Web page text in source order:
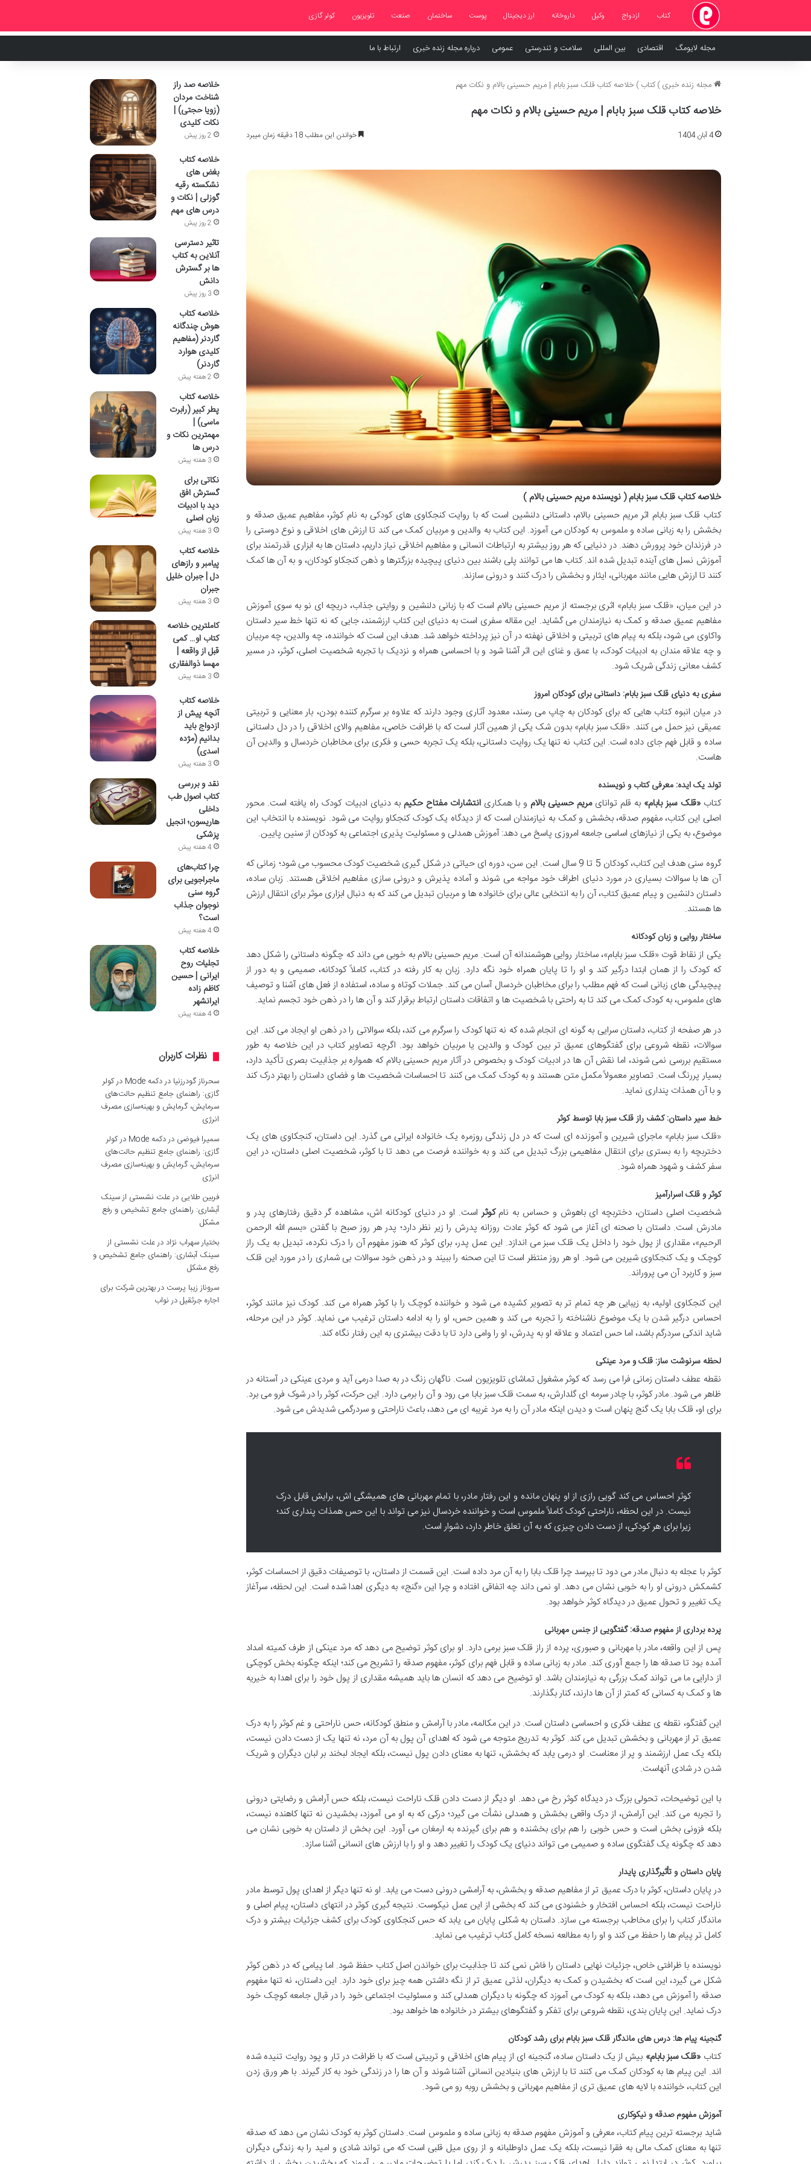
کتاب ازدواج وکیل داروخانه ارز دیجیتال پوست ساختمان صنعت تلویزیون کولر گازی
مجله لایومگ اقتصادی بین المللی سلامت و تندرستی عمومی درباره مجله زنده خبری ارتباط با ما
مجله زنده خبری ) کتاب ) خلاصه کتاب قلک سبز بابام | مریم حسینی بالام و نکات مهم
خلاصه کتاب قلک سبز بابام | مریم حسینی بالام و نکات مهم
4 آبان 1404 خواندن این مطلب 18 دقیقه زمان میبرد
خلاصه کتاب قلک سبز بابام ( نویسنده مریم حسینی بالام )
کتاب قلک سبز بابام اثر مریم حسینی بالام، داستانی دلنشین است که با روایت کنجکاوی های کودکی به نام کوثر، مفاهیم عمیق صدقه و
بخشش را به زبانی ساده و ملموس به کودکان می آموزد. این کتاب به والدین و مربیان کمک می کند تا ارزش های اخلاقی و نوع دوستی را
در فرزندان خود پرورش دهند. در دنیایی که هر روز بیشتر به ارتباطات انسانی و مفاهیم اخلاقی نیاز داریم، داستان ها به ابزاری قدرتمند برای
آموزش نسل های آینده تبدیل شده اند. کتاب ها می توانند پلی باشند بین دنیای پیچیده بزرگترها و ذهن کنجکاو کودکان، و به آن ها کمک
کنند تا ارزش هایی مانند مهربانی، ایثار و بخشش را درک کنند و درونی سازند.
در این میان، «قلک سبز بابام» اثری برجسته از مریم حسینی بالام است که با زبانی دلنشین و روایتی جذاب، دریچه ای نو به سوی آموزش
مفاهیم عمیق صدقه و کمک به نیازمندان می گشاید. این مقاله سفری است به دنیای این کتاب ارزشمند، جایی که نه تنها خط سیر داستان
واکاوی می شود، بلکه به پیام های تربیتی و اخلاقی نهفته در آن نیز پرداخته خواهد شد. هدف این است که خواننده، چه والدین، چه مربیان
و چه علاقه مندان به ادبیات کودک، با عمق و غنای این اثر آشنا شود و با احساسی همراه و نزدیک با تجربه شخصیت اصلی، کوثر، در مسیر
کشف معانی زندگی شریک شود.
سفری به دنیایقلک سبز بابام: داستانی برای کودکان امروز
در میان انبوه کتاب هایی که برای کودکان به چاپ می رسند، معدود آثاری وجود دارند که علاوه بر سرگرم کننده بودن، بار معنایی و تربیتی
عمیقی نیز حمل می کنند. «قلک سبز بابام» بدون شک یکی از همین آثار است که با ظرافت خاصی، مفاهیم والای اخلاقی را در دل داستانی
ساده و قابل فهم جای داده است. این کتاب نه تنها یک روایت داستانی، بلکه یک تجربه حسی و فکری برای مخاطبان خردسال و والدین آن
هاست.
تولد یک ایده: معرفی کتاب و نویسنده
کتاب«قلک سبز بابام» به قلم توانایمریم حسینی بالام و با همکاریانتشارات مفتاح حکیم به دنیای ادبیات کودک راه یافته است. محور
اصلی این کتاب، مفهوم صدقه، بخشش و کمک به نیازمندان است که از دیدگاه یک کودک کنجکاو روایت می شود. نویسنده با انتخاب این
موضوع، به یکی از نیازهای اساسی جامعه امروزی پاسخ می دهد: آموزش همدلی و مسئولیت پذیری اجتماعی به کودکان از سنین پایین.
گروه سنی هدف این کتاب، کودکان 5 تا 9 سال است. این سن، دوره ای حیاتی در شکل گیری شخصیت کودک محسوب می شود؛ زمانی که
آن ها با سوالات بسیاری در مورد دنیای اطراف خود مواجه می شوند و آماده پذیرش و درونی سازی مفاهیم اخلاقی هستند. زبان ساده،
داستان دلنشین و پیام عمیق کتاب، آن را به انتخابی عالی برای خانواده ها و مربیان تبدیل می کند که به دنبال ابزاری موثر برای انتقال ارزش
ها هستند.
ساختار روایی و زبان کودکانه
یکی از نقاط قوت «قلک سبز بابام»، ساختار روایی هوشمندانه آن است. مریم حسینی بالام به خوبی می داند که چگونه داستانی را شکل دهد
که کودک را از همان ابتدا درگیر کند و او را تا پایان همراه خود نگه دارد. زبان به کار رفته در کتاب، کاملاً کودکانه، صمیمی و به دور از
پیچیدگی های زبانی است که فهم مطلب را برای مخاطبان خردسال آسان می کند. جملات کوتاه و ساده، استفاده از فعل های آشنا و توصیف
های ملموس، به کودک کمک می کند تا به راحتی با شخصیت ها و اتفاقات داستان ارتباط برقرار کند و آن ها را در ذهن خود تجسم نماید.
در هر صفحه از کتاب، داستان سرایی به گونه ای انجام شده که نه تنها کودک را سرگرم می کند، بلکه سوالاتی را در ذهن او ایجاد می کند. این
سوالات، نقطه شروعی برای گفتگوهای عمیق تر بین کودک و والدین یا مربیان خواهد بود. اگرچه تصاویر کتاب در این خلاصه به طور
مستقیم بررسی نمی شوند، اما نقش آن ها در ادبیات کودک و بخصوص در آثار مریم حسینی بالام که همواره بر جذابیت بصری تأکید دارد،
بسیار پررنگ است. تصاویر معمولاً مکمل متن هستند و به کودک کمک می کنند تا احساسات شخصیت ها و فضای داستان را بهتر درک کند
و با آن همذات پنداری نماید.
خط سیر داستان: کشف راز قلک سبز بابا توسط کوثر
«قلک سبز بابام» ماجرای شیرین و آموزنده ای است که در دل زندگی روزمره یک خانواده ایرانی می گذرد. این داستان، کنجکاوی های یک
دختربچه را به بستری برای انتقال مفاهیمی بزرگ تبدیل می کند و به خواننده فرصت می دهد تا با کوثر، شخصیت اصلی داستان، در این
سفر کشف و شهود همراه شود.
کوثر و قلک اسرارآمیز
شخصیت اصلی داستان، دختربچه ای باهوش و حساس به نامکوثراست. او در دنیای کودکانه اش، مشاهده گر دقیق رفتارهای پدر و
مادرش است. داستان با صحنه ای آغاز می شود که کوثر عادت روزانه پدرش را زیر نظر دارد؛ پدر هر روز صبح با گفتن «بسم الله الرحمن
الرحیم»، مقداری از پول خود را داخل یک قلک سبز می اندازد. این عمل پدر، برای کوثر که هنوز مفهوم آن را درک نکرده، تبدیل به یک راز
کوچک و یک کنجکاوی شیرین می شود. او هر روز منتظر است تا این صحنه را ببیند و در ذهن خود سوالات بی شماری را در مورد این قلک
سبز و کاربرد آن می پروراند.
این کنجکاوی اولیه، به زیبایی هر چه تمام تر به تصویر کشیده می شود و خواننده کوچک را با کوثر همراه می کند. کودک نیز مانند کوثر،
احساس درگیر شدن با یک موضوع ناشناخته را تجربه می کند و همین حس، او را به ادامه داستان ترغیب می نماید. کوثر در این مرحله،
شاید اندکی سردرگم باشد، اما حس اعتماد و علاقه او به پدرش، او را وامی دارد تا با دقت بیشتری به این رفتار نگاه کند.
لحظه سرنوشت ساز: قلک و مرد عینکی
نقطه عطف داستان زمانی فرا می رسد که کوثر مشغول تماشای تلویزیون است. ناگهان زنگ در به صدا درمی آید و مردی عینکی در آستانه در
ظاهر می شود. مادر کوثر، با چادر سرمه ای گلدارش، به سمت قلک سبز بابا می رود و آن را برمی دارد. این حرکت، کوثر را در شوک فرو می برد.
برای او، قلک بابا یک گنج پنهان است و دیدن اینکه مادر آن را به مرد غریبه ای می دهد، باعث ناراحتی و سردرگمی شدیدش می شود.
کوثر احساس می کند گویی رازی از او پنهان مانده و این رفتار مادر، با تمام مهربانی های همیشگی اش، برایش قابل درک
نیست. در این لحظه، ناراحتی کودک کاملاً ملموس است و خواننده خردسال نیز می تواند با این حس همذات پنداری کند؛
زیرا برای هر کودکی، از دست دادن چیزی که به آن تعلق خاطر دارد، دشوار است.
کوثر با عجله به دنبال مادر می دود تا بپرسد چرا قلک بابا را به آن مرد داده است. این قسمت از داستان، با توصیفات دقیق از احساسات کوثر،
کشمکش درونی او را به خوبی نشان می دهد. او نمی داند چه اتفاقی افتاده و چرا این «گنج» به دیگری اهدا شده است. این لحظه، سرآغاز
یک تغییر و تحول عمیق در دیدگاه کوثر خواهد بود.
پرده برداری از مفهوم صدقه: گفتگویی از جنس مهربانی
پس از این واقعه، مادر با مهربانی و صبوری، پرده از راز قلک سبز برمی دارد. او برای کوثر توضیح می دهد که مرد عینکی از طرف کمیته امداد
آمده بود تا صدقه ها را جمع آوری کند. مادر به زبانی ساده و قابل فهم برای کوثر، مفهوم صدقه را تشریح می کند؛ اینکه چگونه بخش کوچکی
از دارایی ما می تواند کمک بزرگی به نیازمندان باشد. او توضیح می دهد که انسان ها باید همیشه مقداری از پول خود را برای اهدا به خیریه
ها و کمک به کسانی که کمتر از آن ها دارند، کنار بگذارند.
این گفتگو، نقطه ی عطف فکری و احساسی داستان است. در این مکالمه، مادر با آرامش و منطق کودکانه، حس ناراحتی و غم کوثر را به درک
عمیق تر از مهربانی و بخشش تبدیل می کند. کوثر به تدریج متوجه می شود که اهدای آن پول به آن مرد، نه تنها یک از دست دادن نیست،
بلکه یک عمل ارزشمند و پر از معناست. او درمی یابد که بخشش، تنها به معنای دادن پول نیست، بلکه ایجاد لبخند بر لبان دیگران و شریک
شدن در شادی آنهاست.
با این توضیحات، تحولی بزرگ در دیدگاه کوثر رخ می دهد. او دیگر از دست دادن قلک ناراحت نیست، بلکه حس آرامش و رضایتی درونی
را تجربه می کند. این آرامش، از درک واقعی بخشش و همدلی نشأت می گیرد؛ درکی که به او می آموزد، بخشیدن نه تنها کاهنده نیست،
بلکه فزونی بخش است و حس خوبی را هم برای بخشنده و هم برای گیرنده به ارمغان می آورد. این بخش از داستان به خوبی نشان می
دهد که چگونه یک گفتگوی ساده و صمیمی می تواند دنیای یک کودک را تغییر دهد و او را با ارزش های انسانی آشنا سازد.
پایان داستان و تأثیرگذاری پایدار
در پایان داستان، کوثر با درک عمیق تر از مفاهیم صدقه و بخشش، به آرامشی درونی دست می یابد. او نه تنها دیگر از اهدای پول توسط مادر
ناراحت نیست، بلکه احساس افتخار و خشنودی می کند که بخشی از این عمل نیکوست. نتیجه گیری کوثر در انتهای داستان، پیام اصلی و
ماندگار کتاب را برای مخاطب برجسته می سازد. داستان به شکلی پایان می یابد که حس کنجکاوی کودک برای کشف جزئیات بیشتر و درک
کامل تر پیام ها را حفظ می کند و او را به مطالعه نسخه کامل کتاب ترغیب می نماید.
نویسنده با ظرافتی خاص، جزئیات نهایی داستان را فاش نمی کند تا جذابیت برای خواندن اصل کتاب حفظ شود. اما پیامی که در ذهن کوثر
شکل می گیرد، این است که بخشیدن و کمک به دیگران، لذتی عمیق تر از نگه داشتن همه چیز برای خود دارد. این داستان، نه تنها مفهوم
صدقه را آموزش می دهد، بلکه به کودک می آموزد که چگونه با دیگران همدلی کند و مسئولیت اجتماعی خود را در قبال جامعه کوچک خود
درک نماید. این پایان بندی، نقطه شروعی برای تفکر و گفتگوهای بیشتر در خانواده ها خواهد بود.
گنجینه پیام ها: درس های ماندگارقلک سبز بابامبرای رشد کودکان
کتاب «قلک سبز بابام» بیش از یک داستان ساده، گنجینه ای از پیام های اخلاقی و تربیتی است که با ظرافت در تار و پود روایت تنیده شده
اند. این پیام ها به کودکان کمک می کنند تا با ارزش های بنیادین انسانی آشنا شوند و آن ها را در زندگی خود به کار گیرند. با هر ورق زدن
این کتاب، خواننده با لایه های عمیق تری از مفاهیم مهربانی و بخشش روبه رو می شود.
آموزش مفهوم صدقه و نیکوکاری
شاید برجسته ترین پیام کتاب، معرفی و آموزش مفهوم صدقه به زبانی ساده و ملموس است. داستان کوثر به کودک نشان می دهد که صدقه
تنها به معنای کمک مالی به فقرا نیست، بلکه یک عمل داوطلبانه و از روی میل قلبی است که می تواند شادی و امید را به زندگی دیگران
خلاصه صد راز
شناخت مردان
(زویا حجتی) |
نکات کلیدی
2 روز پیش
خلاصه کتاب
بغض های
نشکسته رقیه
گوزلی | نکات و
درس های مهم
2 روز پیش
تاثیر دسترسی
آنلاین به کتاب
ها بر گسترش
دانش
3 روز پیش
خلاصه کتاب
هوش چندگانه
گاردنر (مفاهیم
کلیدی هوارد
گاردنر)
2 هفته پیش
خلاصه کتاب
پطر کبیر (رابرت
ماسی) |
مهمترین نکات و
درس ها
3 هفته پیش
نکاتی برای
گسترش افق
دید با ادبیات
زبان اصلی
3 هفته پیش
خلاصه کتاب
پیامبر و رازهای
دل | جبران خلیل
جبران
3 هفته پیش
کاملترین خلاصه
کتاب او… کمی
قبل از واقعه |
مهسا ذوالفقاری
3 هفته پیش
خلاصه کتاب
آنچه پیش از
ازدواج باید
بدانیم (مژده
اسدی)
3 هفته پیش
نقد و بررسی
کتاب اصول طب
داخلی
هاریسون؛ انجیل
پزشکی
4 هفته پیش
چرا کتاب‌های
ماجراجویی برای
گروه سنی
نوجوان جذاب
است؟
4 هفته پیش
خلاصه کتاب
تجلیات روح
ایرانی | حسین
کاظم زاده
ایرانشهر
4 هفته پیش
نظرات کاربران
سحرناز گودرزنیا در
دکمه Mode در کولر
گازی: راهنمای جامع تنظیم حالت‌های
سرمایش، گرمایش و بهینه‌سازی مصرف
انرژی
سمیرا فیوضی در
دکمه Mode در کولر
گازی: راهنمای جامع تنظیم حالت‌های
سرمایش، گرمایش و بهینه‌سازی مصرف
انرژی
فربین طلایی درعلت نشستی از سینک
آبشاری: راهنمای جامع تشخیص و رفع
مشکل
بختیار سهراب نژاد درعلت نشستی از
سینک آبشاری: راهنمای جامع تشخیص و
رفع مشکل
سروناز زیبا پرست دربهترین شرکت برای
اجاره جرثقیل در نواب